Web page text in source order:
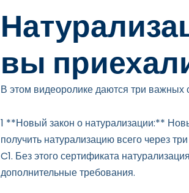
вы
В этом видеоролике даются три важных
1 **Новый закон о натурализации:**
получить натурализацию всего через
C1. Без этого сертификата
дополнительные требования.